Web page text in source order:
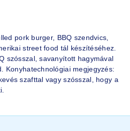
pork burger, BBQ szendvics,
street food tál készítéséhez.
szósszal, savanyított hagymával
Konyhatechnológiai megjegyzés:
szafttal vagy szósszal, hogy a